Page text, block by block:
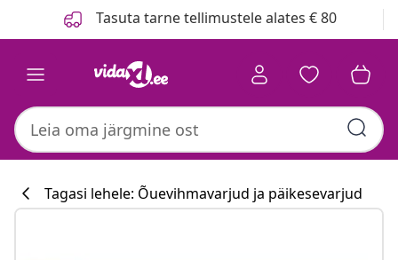
Tasuta tarne tellimustele alates € 80
Tagasi lehele: Õuevihmavarjud ja päikesevarjud